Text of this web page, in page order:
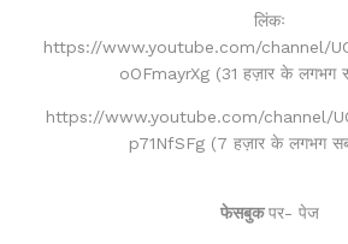
लिंकः
https://www.youtube.com/channel/
oOFmayrXg (31 हज़ार के लगभग
https://www.youtube.com/channel/
p71NfSFg (7 हज़ार के लगभग
फेसबुकपर- पेज